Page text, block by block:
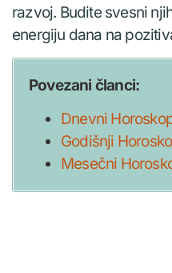
razvoj. Budite svesni
energiju dana na
Povezani članci:
Dnevni
Godišnji
Mesečni